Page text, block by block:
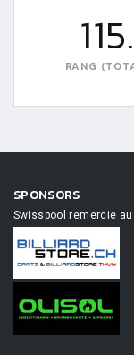
115.
RANG
SPONSORS
Swisspool remercie